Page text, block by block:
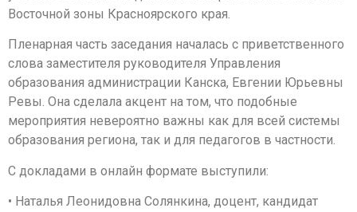
Восточной зоны Красноярского края.
Пленарная часть заседания началась с приветственного
слова заместителя руководителя Управления
образования администрации Канска, Евгении Юрьевны
Ревы. Она сделала акцент на том, что подобные
мероприятия невероятно важны как для всей системы
образования региона, так и для педагогов в частности.
С докладами в онлайн формате выступили:
• Наталья Леонидовна Солянкина, доцент, кандидат